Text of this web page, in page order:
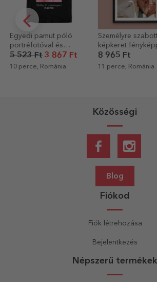
Egyedi pamut póló
portréfotóval és
szöveggel
5 523 Ft3 867 Ft
10 perce, Románia
Személyre
képkeret
8 965 Ft
11 perce, Románia
Közösségi
Blog
Fiókod
Fiók létrehozása
Bejelentkezés
Népszerű termékek